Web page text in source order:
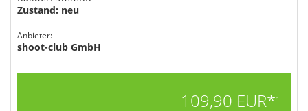
Zustand: neu
Anbieter:
shoot-club GmbH
109,90 EUR*1